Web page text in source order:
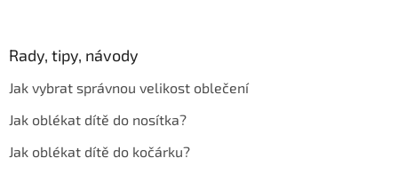
Rady, tipy, návody
Jak vybrat správnou velikost oblečení
Jak oblékat dítě do nosítka?
Jak oblékat dítě do kočárku?